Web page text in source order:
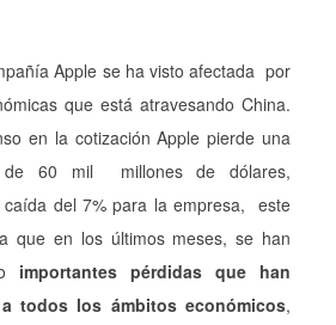
Apple se ha visto afectada por
que está atravesando China.
en la cotización Apple pierde una
de 60 mil millones de dólares,
del 7% para la empresa, este
que en los últimos meses, se han
importantes pérdidas que han
todos los ámbitos económicos,